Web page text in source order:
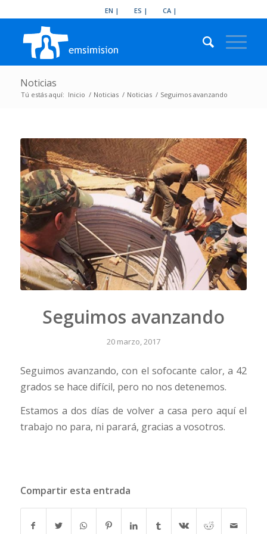
EN ES CA
Noticias
Tú estás aquí: Inicio / Noticias / Noticias / Seguimos avanzando
Seguimos avanzando
20 marzo, 2017
Seguimos avanzando, con el sofocante calor, a 42
grados se hace difícil, pero no nos detenemos.
Estamos a dos días de volver a casa pero aquí el
trabajo no para, ni parará, gracias a vosotros.
Compartir esta entrada